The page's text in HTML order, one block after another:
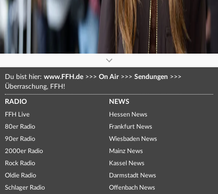
Du bist hier: www.FFH.de >>> On Air >>> Sendungen >>>
Überraschung, FFH!
RADIO
FFH Live
80er Radio
90er Radio
2000er Radio
Rock Radio
Oldie Radio
Schlager Radio
NEWS
Hessen News
Frankfurt News
Wiesbaden News
Mainz News
Kassel News
Darmstadt News
Offenbach News